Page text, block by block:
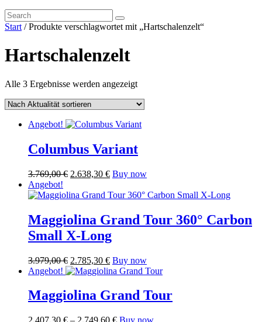
Start / Produkte verschlagwortet mit „Hartschalenzelt“
Hartschalenzelt
Alle 3 Ergebnisse werden angezeigtNach
sortiert
Angebot!
Columbus Variant
3.769,00€ Ursprünglicher
war:
2.638,30 €Aktueller
ist:
Buy nowDieses
weist
Varianten
auf.
können
auf
der
Produktseite
gewählt
Angebot!
Maggiolina Grand Tour 360° Carbon
Small X-Long
3.979,00€ Ursprünglicher
Preis
3.979,00 €
2.785,30 €Aktueller
Preis
2.785,30 €.
Buy now
Angebot!
Maggiolina Grand Tour
Preisspanne:Dieses